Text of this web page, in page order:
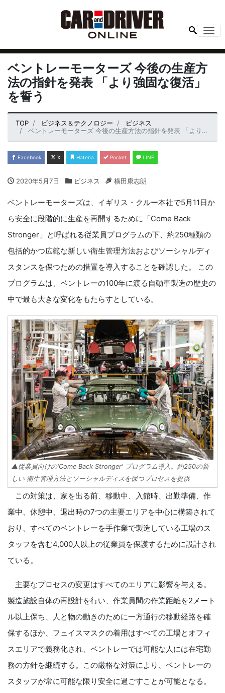
ベントレーモーターズ 今後の生産方
法の指針を発表 「より強固な復活」
を誓う
TOP ビジネス＆テクノロジー
ビジネス
ベントレーモーターズ 今後の生産方法の指針を発表 「より強固な復活」を誓う
Facebook X Hatena Pocket LINE
2020年5月7日 ビジネス 横田康志朗
ベントレーモーターズは、イギリス・クルー本社で5月11日か
ら安全に段階的に生産を再開するために「Come Back
Stronger」と呼ばれる従業員プログラムの下、約250種類の
包括的かつ広範な新しい衛生管理方法およびソーシャルディ
スタンスを保つための措置を導入することを確認した。 この
プログラムは、ベントレーの100年に渡る自動車製造の歴史の
中で最も大きな変化をもたらすとしている。
▲従業員向けの'Come Back Stronger' プログラム導入。約250の新
しい 衛生管理方法とソーシャルディスを保つプロセスを提供
この対策は、家を出る前、移動中、入館時、出勤準備、作
業中、休憩中、退出時の7つの主要エリアを中心に構築されて
おり、すべてのベントレーを手作業で製造している工場のス
タッフを含む4,000人以上の従業員を保護するために設計され
ている。
主要なプロセスの変更はすべてのエリアに影響を与える。
製造施設自体の再設計を行い、作業員間の作業距離を2メート
ル以上保ち、人と物の動きのために一方通行の移動経路を確
保するほか、フェイスマスクの着用はすべての工場とオフィ
スエリアで義務化され、ベントレーでは可能な人には在宅勤
務の方針を継続する。この厳格な対策により、ベントレーの
スタッフが常に可能な限り安全に過ごすことが可能となる。